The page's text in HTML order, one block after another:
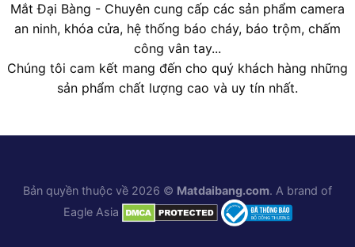
Mắt Đại Bàng - Chuyên cung cấp các sản phẩm camera
an ninh, khóa cửa, hệ thống báo cháy, báo trộm, chấm
công vân tay...
Chúng tôi cam kết mang đến cho quý khách hàng những
sản phẩm chất lượng cao và uy tín nhất.
Bản quyền thuộc về 2026 © Matdaibang.com. A brand of
Eagle Asia